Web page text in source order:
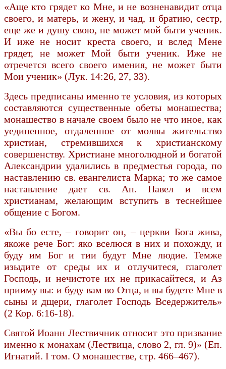
«Аще кто грядет ко Мне, и не возненавидит отца
своего, и матерь, и жену, и чад, и братию, сестр,
еще же и душу свою, не может мой быти ученик.
И иже не носит креста своего, и вслед Мене
грядет, не может Мой быти ученик. Иже не
отречется всего своего имения, не может быти
Мои ученик» (Лук. 14:26, 27, 33).
Здесь предписаны именно те условия, из которых
составляются существенные обеты монашества;
монашество в начале своем было не что иное, как
уединенное, отдаленное от молвы жительство
христиан, стремившихся к христианскому
совершенству. Христиане многолюдной и богатой
Александрии удалились в предместья города, по
наставлению св. евангелиста Марка; то же самое
наставление дает св. Ап. Павел и всем
христианам, желающим вступить в теснейшее
общение с Богом.
«Вы бо есте, – говорит он, – церкви Бога жива,
якоже рече Бог: яко вселюся в них и похожду, и
буду им Бог и тии будут Мне людие. Темже
изыдите от среды их и отлучитеся, глаголет
Господь, и нечистоте их не прикасайтеся, и Аз
прииму вы: и буду вам во Отца, и вы будете Мне в
сыны и дщери, глаголет Господь Вседержитель»
(2 Кор. 6:16-18).
Святой Иоанн Лествичник относит это призвание
именно к монахам (Лествица, слово 2, гл. 9)» (Еп.
Игнатий. I том. О монашестве, стр. 466–467).